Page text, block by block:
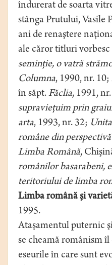
îndurerat de soarta
stânga Prutului, Vasile
ani de renaştere
ale căror titluri vorbesc
seminţie, o vatră
Columna, 1990, nr. 10;
în săpt.Făclia, 1991,
supravieţuim prin
arta, 1993, nr. 32;
române din
Limba Română,
românilor basarabeni,
teritoriului de limba
Limba română şi
1995.
Ataşamentul puternic
se cheamă românism
eseurile în care sunt